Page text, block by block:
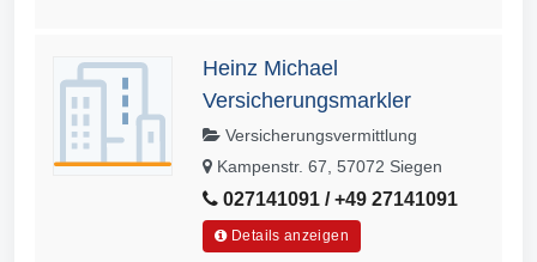
Heinz Michael
Versicherungsmarkler
Versicherungsvermittlung
Kampenstr. 67, 57072 Siegen
027141091 / +49 27141091
Details anzeigen